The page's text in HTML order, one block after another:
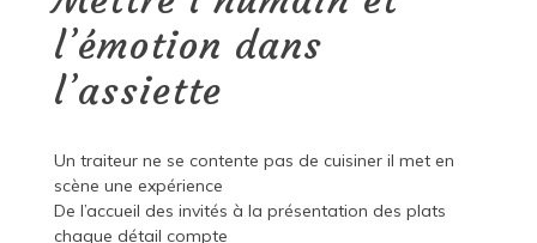
l’émotion dans
l’assiette
Un traiteur ne se contente pas de cuisiner il met en
scène une expérience
De l’accueil des invités à la présentation des plats
chaque détail compte